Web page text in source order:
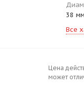
38 мм
Все
Цена
может